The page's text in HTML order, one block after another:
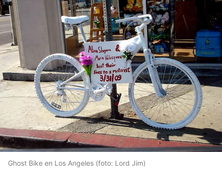
Ghost Bike en Los Angeles (foto: Lord Jim)